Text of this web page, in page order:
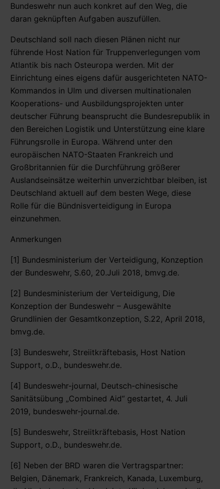
Bundeswehr nun auch konkret auf den Weg, die
daran geknüpften Aufgaben auszufüllen.
Deutschland soll nach diesen Plänen nicht nur
führende Host Nation für Truppenverlegungen vom
Atlantik bis nach Osteuropa werden. Mit der
Einrichtung eines eigens dafür ausgerichteten NATO-
Kommandos in Ulm und diversen multinationalen
Kooperations- und Ausbildungsprojekten unter
deutscher Führung beansprucht die Bundesrepublik in
den Bereichen Logistik und Unterstützung eine klare
Führungsrolle in Europa. Während unter den
europäischen NATO-Staaten Frankreich und
Großbritannien für die Durchführung größerer
Auslandseinsätze weiterhin unverzichtbar bleiben, ist
Deutschland aktuell auf dem besten Wege, diese
Rolle für die Bündnisverteidigung in Europa
einzunehmen.
Anmerkungen
[1] Bundesministerium der Verteidigung, Konzeption
der Bundeswehr, S.60, 20.Juli 2018, bmvg.de.
[2] Bundesministerium der Verteidigung, Die
Konzeption der Bundeswehr – Ausgewählte
Grundlinien der Gesamtkonzeption, S.22, April 2018,
bmvg.de.
[3] Bundeswehr, Streiitkräftebasis, Host Nation
Support, o.D., bundeswehr.de.
[4] Bundeswehr-journal, Deutsch-chinesische
Sanitätsübung „Combined Aid“ gestartet, 4. Juli
2019, bundeswehr-journal.de.
[5] Bundeswehr, Streiitkräftebasis, Host Nation
Support, o.D., bundeswehr.de.
[6] Neben der BRD waren die Vertragspartner:
Belgien, Dänemark, Frankreich, Kanada, Luxemburg,